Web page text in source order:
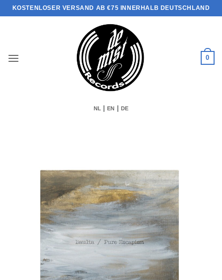
Zum
Inhalt
KOSTENLOSER VERSAND AB €75 INNERHALB DEUTSCHLAND
0
NL |EN DE